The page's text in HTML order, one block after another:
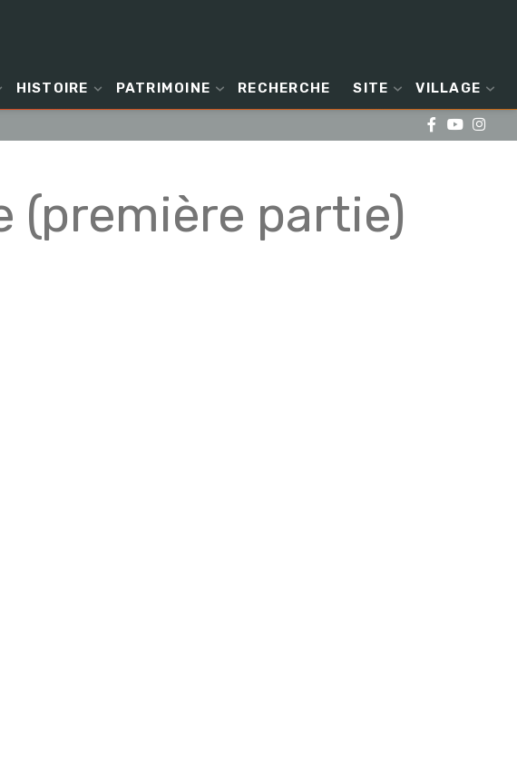
HISTOIRE PATRIMOINE RECHERCHE SITE VILLAGE
(première partie)